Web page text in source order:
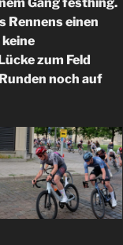
Rennens einen
zum Feld
noch auf